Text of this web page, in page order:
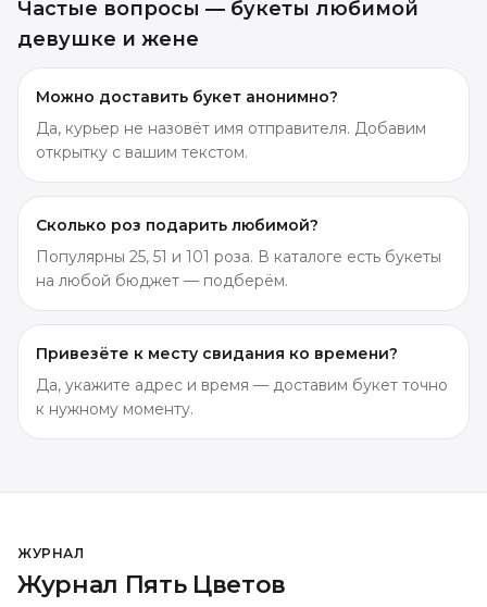
Частые вопросы — букеты любимой
девушке и жене
Можно доставить букет анонимно?
Да, курьер не назовёт имя отправителя. Добавим
открытку с вашим текстом.
Сколько роз подарить любимой?
Популярны 25, 51 и 101 роза. В каталоге есть букеты
на любой бюджет — подберём.
Привезёте к месту свидания ко времени?
Да, укажите адрес и время — доставим букет точно
к нужному моменту.
ЖУРНАЛ
Журнал Пять Цветов